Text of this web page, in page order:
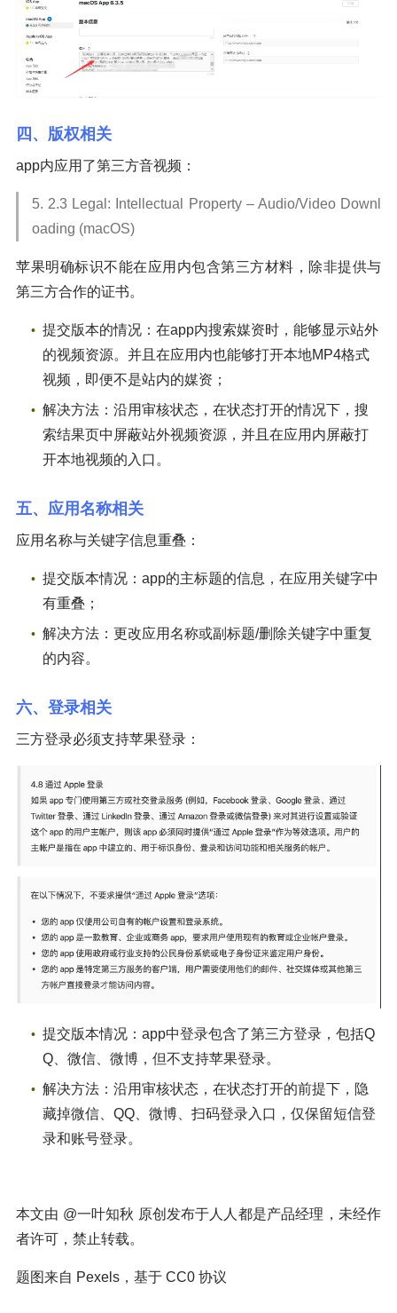
四、版权相关
app内应用了第三方音视频：
5. 2.3 Legal: Intellectual Property – Audio/Video Downl
oading (macOS)
苹果明确标识不能在应用内包含第三方材料，除非提供与
第三方合作的证书。
提交版本的情况：在app内搜索媒资时，能够显示站外
的视频资源。并且在应用内也能够打开本地MP4格式
视频，即便不是站内的媒资；
解决方法：沿用审核状态，在状态打开的情况下，搜
索结果页中屏蔽站外视频资源，并且在应用内屏蔽打
开本地视频的入口。
五、应用名称相关
应用名称与关键字信息重叠：
提交版本情况：app的主标题的信息，在应用关键字中
有重叠；
解决方法：更改应用名称或副标题/删除关键字中重复
的内容。
六、登录相关
三方登录必须支持苹果登录：
提交版本情况：app中登录包含了第三方登录，包括Q
Q、微信、微博，但不支持苹果登录。
解决方法：沿用审核状态，在状态打开的前提下，隐
藏掉微信、QQ、微博、扫码登录入口，仅保留短信登
录和账号登录。
本文由 @一叶知秋 原创发布于人人都是产品经理，未经作
者许可，禁止转载。
题图来自 Pexels，基于 CC0 协议